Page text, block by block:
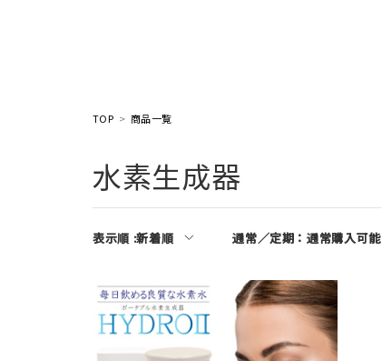
TOP 商品一覧
水素生成器
表示順 :新着順 通常／定期：通常購入可能